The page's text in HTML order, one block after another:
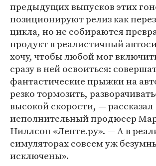
предыдущих выпусков этих
позиционируют релиз как
цикла, но не собираются
продукт в реалистичный
хочу, чтобы любой мог
сразу в ней освоиться:
фантастические прыжки на
резко тормозить,
высокой скорости, — рассказал
исполнительный продюсер
Ниллсон «Ленте.ру». — А в
симуляторах совсем уж
исключены».